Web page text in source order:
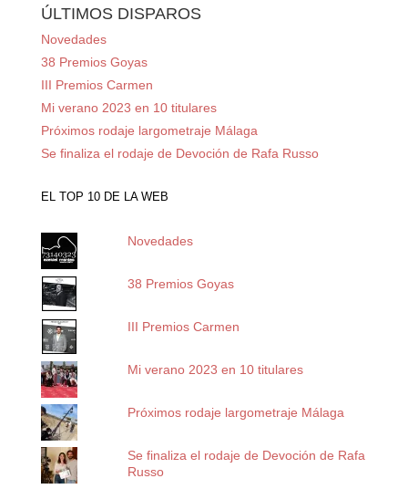
ÚLTIMOS DISPAROS
Novedades
38 Premios Goyas
III Premios Carmen
Mi verano 2023 en 10 titulares
Próximos rodaje largometraje Málaga
Se finaliza el rodaje de Devoción de Rafa Russo
EL TOP 10 DE LA WEB
Novedades
38 Premios Goyas
III Premios Carmen
Mi verano 2023 en 10 titulares
Próximos rodaje largometraje Málaga
Se finaliza el rodaje de Devoción de Rafa
Russo